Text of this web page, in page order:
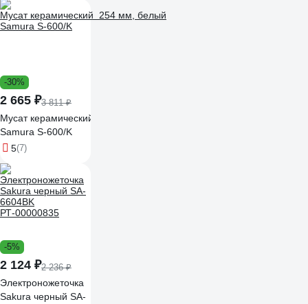
-30%
2 665 ₽3 811 ₽
Мусат керамический 254 мм, белый
Samura S-600/K
5(7)
-5%
2 124 ₽2 236 ₽
Электроножеточка
Sakura черный SA-